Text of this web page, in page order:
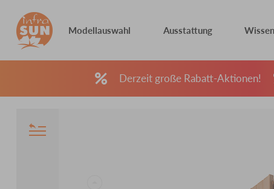
Modellauswahl Ausstattung
Derzeit große Rabatt-Aktionen!